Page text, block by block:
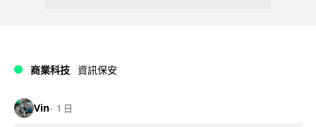
商業科技 資訊保安
Vin 1 日